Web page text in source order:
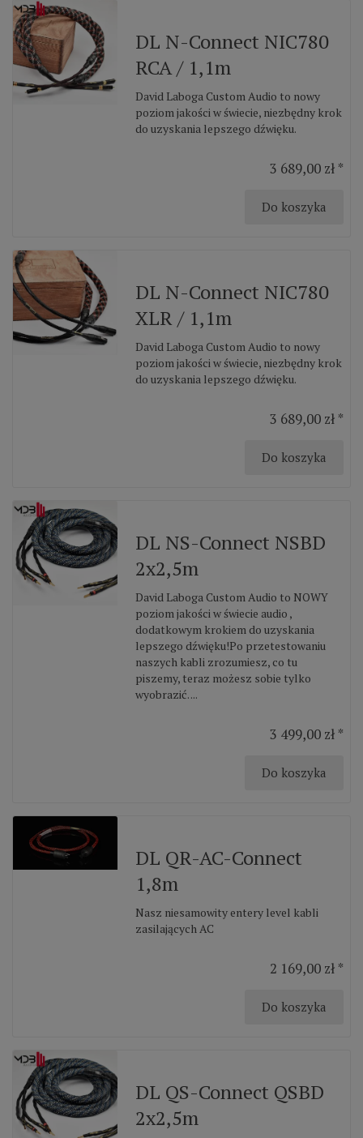
DL N-Connect NIC780
RCA / 1,1m
David Laboga Custom Audio to nowy
poziom jakości w świecie, niezbędny krok
do uzyskania lepszego dźwięku.
3 689,00 zł *
Do koszyka
DL N-Connect NIC780
XLR / 1,1m
David Laboga Custom Audio to nowy
poziom jakości w świecie, niezbędny krok
do uzyskania lepszego dźwięku.
3 689,00 zł *
Do koszyka
DL NS-Connect NSBD
2x2,5m
David Laboga Custom Audio to NOWY
poziom jakości w świecie audio ,
dodatkowym krokiem do uzyskania
lepszego dźwięku!Po przetestowaniu
naszych kabli zrozumiesz, co tu
piszemy, teraz możesz sobie tylko
wyobrazić. ...
3 499,00 zł *
Do koszyka
DL QR-AC-Connect
1,8m
Nasz niesamowity entery level kabli
zasilających AC
2 169,00 zł *
Do koszyka
DL QS-Connect QSBD
2x2,5m